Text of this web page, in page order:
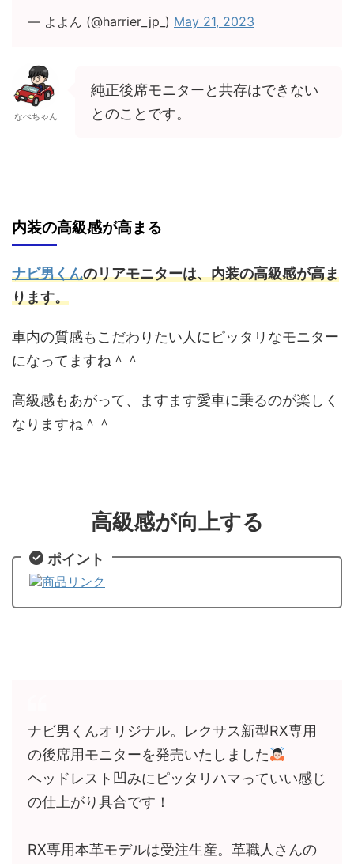
— よよん (@harrier_jp_) May 21, 2023
なべちゃん
純正後席モニターと共存はできない
とのことです。
内装の高級感が高まる
ナビ男くんのリアモニターは、内装の高級感が高ま
ります。
車内の質感もこだわりたい人にピッタリなモニター
になってますね＾＾
高級感もあがって、ますます愛車に乗るのが楽しく
なりますね＾＾
高級感が向上する
ポイント
ナビ男くんオリジナル。レクサス新型RX専用
の後席用モニターを発売いたしました
ヘッドレスト凹みにピッタリハマっていい感じ
の仕上がり具合です！
RX専用本革モデルは受注生産。革職人さんの